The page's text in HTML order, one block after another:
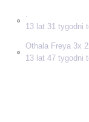
13 lat 31 tygodni
Othala Freya 3x
13 lat 47 tygodni